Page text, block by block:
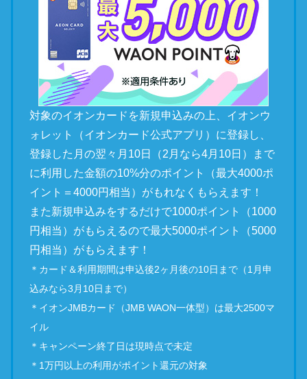
対象のイオンカードを新規申込みの上、イオンウ
ォレット（イオンカード公式アプリ）に登録し、
登録した月の翌々月10日（2月なら4月10日）まで
に利用した金額の10%分のポイント（最大4000ポ
イント＝4000円相当）がもれなくもらえます！
また新規申込みをするだけで1000ポイント（1000
円相当）がもらえるので最大5000ポイント（5000
円相当）がもらえます！
＊カード＆利用期間は申込後2ヶ月後の10日まで（1月申
込みなら3月10日まで）
＊イオンJMBカード（JMB WAON一体型）は最大2500マ
イル
＊キャンペーン終了日は現時点で未定
＊1万円以上の利用がポイント還元の対象